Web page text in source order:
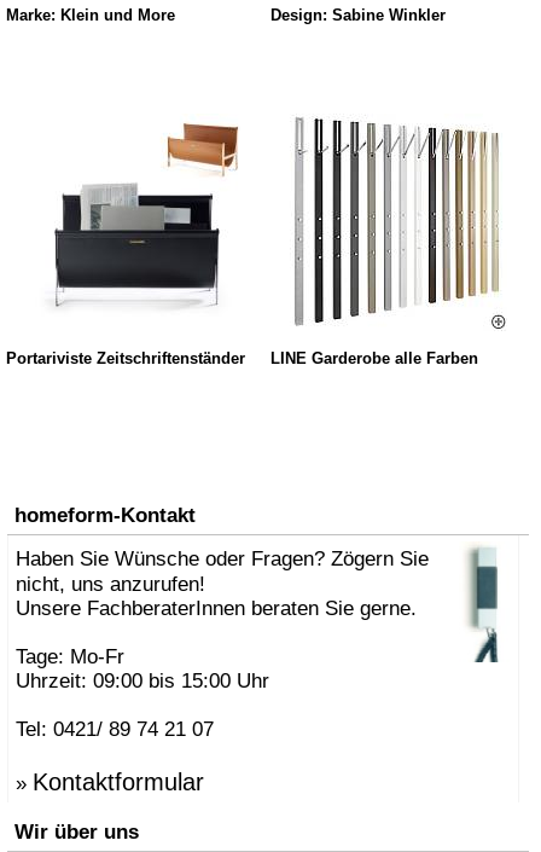
Marke: Klein und More Design: Sabine Winkler
Portariviste Zeitschriftenständer LINE Garderobe alle Farben
homeform-Kontakt
Haben Sie Wünsche oder Fragen? Zögern Sie
nicht, uns anzurufen!
Unsere FachberaterInnen beraten Sie gerne.
Tage: Mo-Fr
Uhrzeit: 09:00 bis 15:00 Uhr
Tel: 0421/ 89 74 21 07
» Kontaktformular
Wir über uns